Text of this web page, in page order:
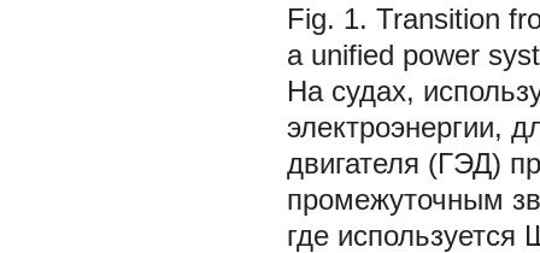
Fig. 1. Transition
a unified power
На судах,
электроэнергии,
двигателя (ГЭД)
промежуточным
где